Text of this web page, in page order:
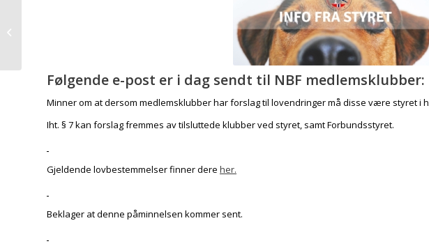
Følgende e-post er i dag sendt til NBF medlemsklubber:
Minner om at dersom medlemsklubber har forslag til lovendringer må disse være styret i
Iht. § 7 kan forslag fremmes av tilsluttede klubber ved styret, samt Forbundsstyret.
Gjeldende lovbestemmelser finner dere her.
Beklager at denne påminnelsen kommer sent.